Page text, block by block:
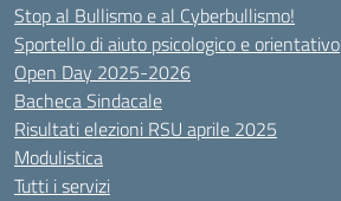
Stop al Bullismo e al Cyberbullismo!
Sportello di aiuto psicologico e orientativo
Open Day 2025-2026
Bacheca Sindacale
Risultati elezioni RSU aprile 2025
Modulistica
Tutti i servizi